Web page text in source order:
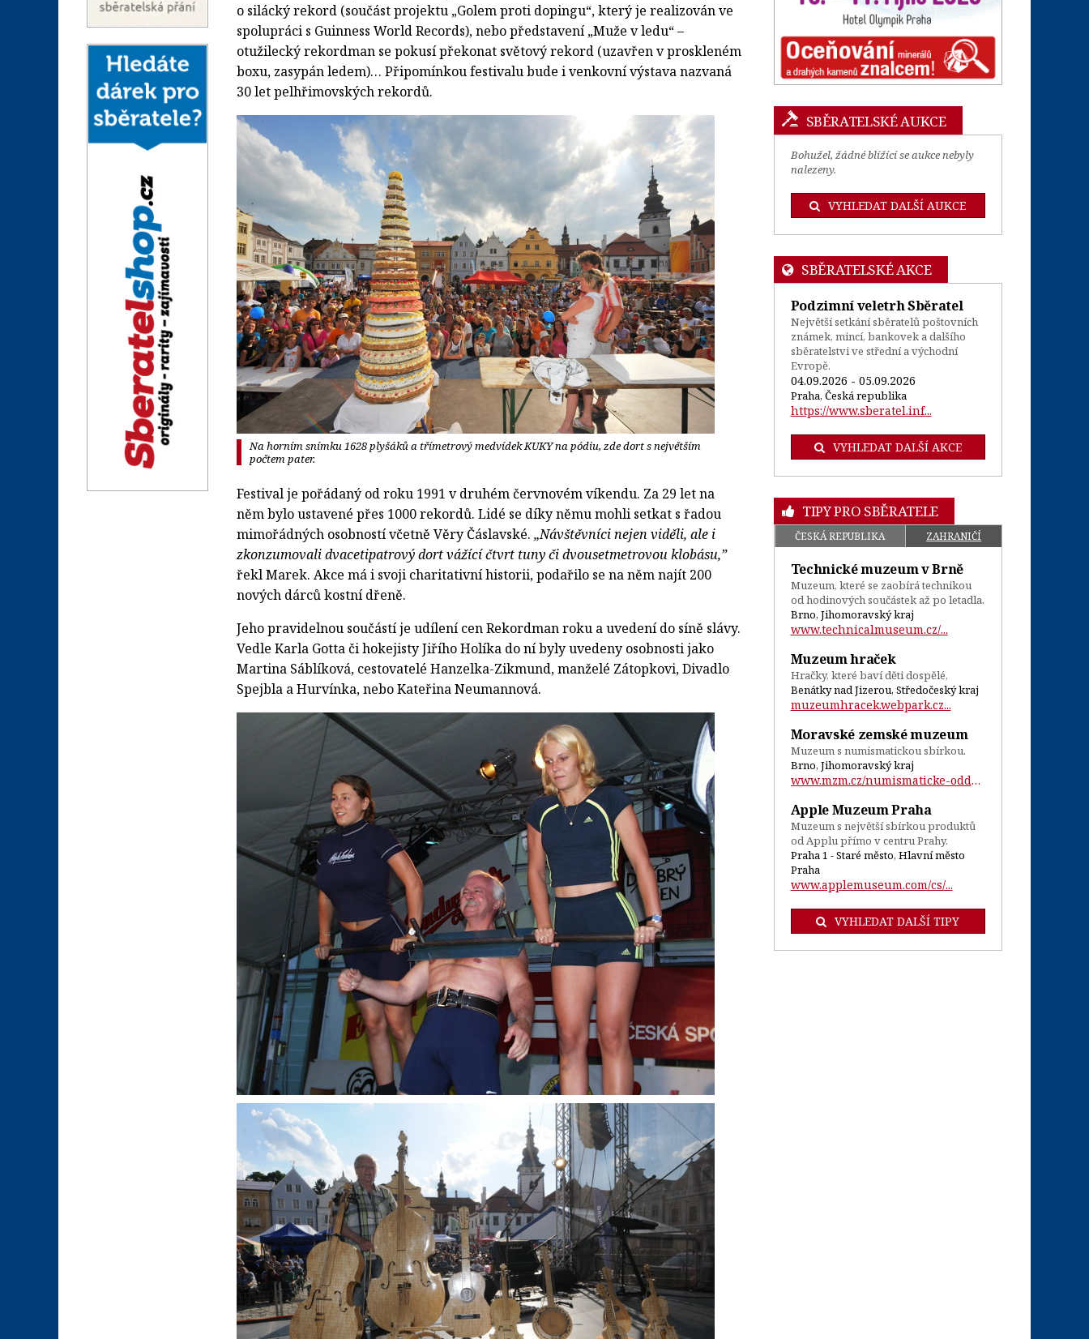
o silácký rekord (součást projektu „Golem proti dopingu“, který je realizován ve
spolupráci s Guinness World Records), nebo představení „Muže v ledu“ –
otužilecký rekordman se pokusí překonat světový rekord (uzavřen v proskleném
boxu, zasypán ledem)… Připomínkou festivalu bude i venkovní výstava nazvaná
30 let pelhřimovských rekordů.
Na horním snímku 1628 plyšáků a třímetrový medvídek KUKY na pódiu, zde dort s největším
počtem pater.
Festival je pořádaný od roku 1991 v druhém červnovém víkendu. Za 29 let na
něm bylo ustavené přes 1000 rekordů. Lidé se díky němu mohli setkat s řadou
mimořádných osobností včetně Věry Čáslavské. „Návštěvníci nejen viděli, ale i
zkonzumovali dvacetipatrový dort vážící čtvrt tuny či dvousetmetrovou klobásu,”
řekl Marek. Akce má i svoji charitativní historii, podařilo se na něm najít 200
nových dárců kostní dřeně.
Jeho pravidelnou součástí je udílení cen Rekordman roku a uvedení do síně slávy.
Vedle Karla Gotta či hokejisty Jiřího Holíka do ní byly uvedeny osobnosti jako
Martina Sáblíková, cestovatelé Hanzelka-Zikmund, manželé Zátopkovi, Divadlo
Spejbla a Hurvínka, nebo Kateřina Neumannová.
SBĚRATELSKÉ AUKCE
Bohužel, žádné blížící se aukce nebyly
nalezeny.
VYHLEDAT DALŠÍ AUKCE
SBĚRATELSKÉ AKCE
Podzimní veletrh Sběratel
Největší setkání sběratelů poštovních
známek, mincí, bankovek a dalšího
sběratelstvi ve střední a východní
Evropě.
04.09.2026 - 05.09.2026
Praha, Česká republika
https://www.sberatel.inf...
VYHLEDAT DALŠÍ AKCE
TIPY PRO SBĚRATELE
ČESKÁ REPUBLIKA ZAHRANIČÍ
Technické muzeum v Brně
Muzeum, které se zaobírá technikou
od hodinových součástek až po letadla.
Brno, Jihomoravský kraj
www.technicalmuseum.cz/...
Muzeum hraček
Hračky, které baví děti dospělé,
Benátky nad Jizerou, Středočeský kraj
muzeumhracek.webpark.cz...
Moravské zemské muzeum
Muzeum s numismatickou sbírkou.
Brno, Jihomoravský kraj
www.mzm.cz/numismaticke-oddeleni/...
Apple Muzeum Praha
Muzeum s největší sbírkou produktů
od Applu přímo v centru Prahy.
Praha 1 - Staré město, Hlavní město
Praha
www.applemuseum.com/cs/...
VYHLEDAT DALŠÍ TIPY